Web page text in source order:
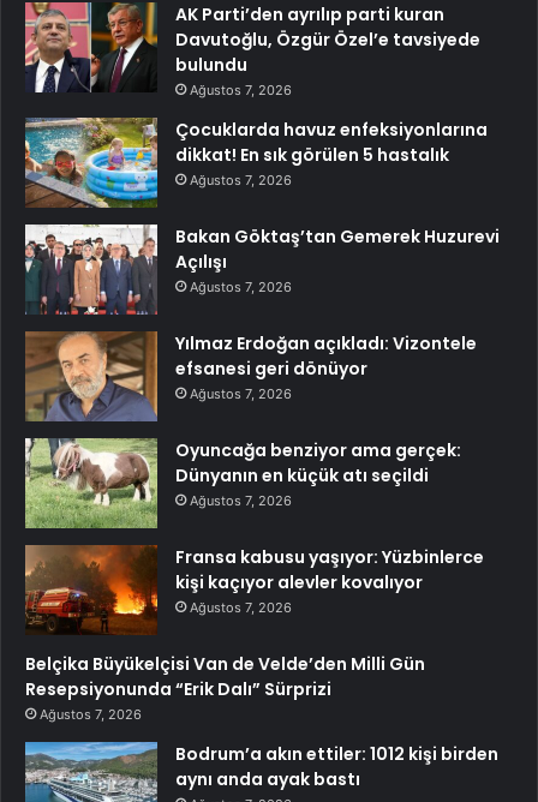
AK Parti’den ayrılıp parti kuran
Davutoğlu, Özgür Özel’e tavsiyede
bulundu
Ağustos 7, 2026
Çocuklarda havuz enfeksiyonlarına
dikkat! En sık görülen 5 hastalık
Ağustos 7, 2026
Bakan Göktaş’tan Gemerek Huzurevi
Açılışı
Ağustos 7, 2026
Yılmaz Erdoğan açıkladı: Vizontele
efsanesi geri dönüyor
Ağustos 7, 2026
Oyuncağa benziyor ama gerçek:
Dünyanın en küçük atı seçildi
Ağustos 7, 2026
Fransa kabusu yaşıyor: Yüzbinlerce
kişi kaçıyor alevler kovalıyor
Ağustos 7, 2026
Belçika Büyükelçisi Van de Velde’den Milli Gün
Resepsiyonunda “Erik Dalı” Sürprizi
Ağustos 7, 2026
Bodrum’a akın ettiler: 1012 kişi birden
aynı anda ayak bastı